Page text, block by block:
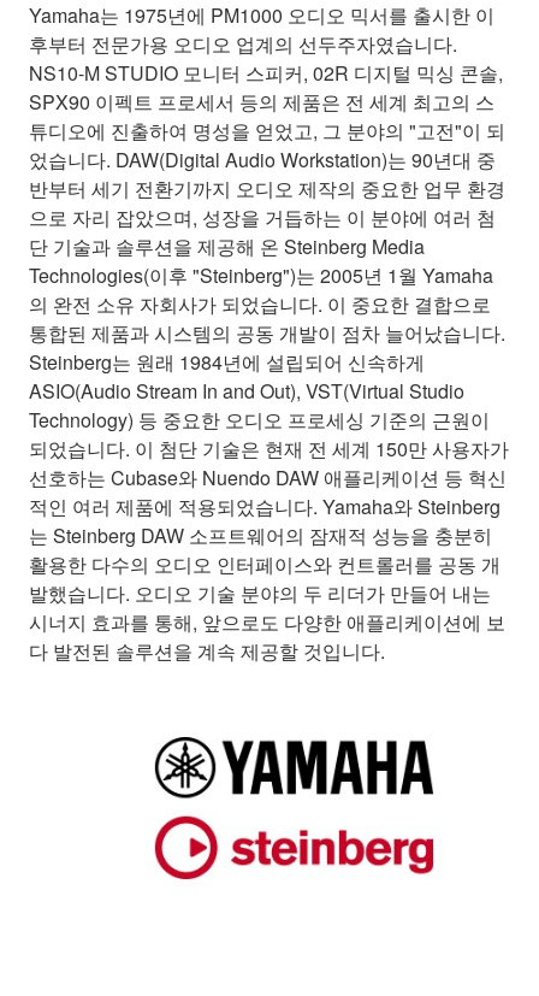
Yamaha는 1975년에 PM1000 오디오 믹서를 출시한 이
후부터 전문가용 오디오 업계의 선두주자였습니다.
NS10-M STUDIO 모니터 스피커, 02R 디지털 믹싱 콘솔,
SPX90 이펙트 프로세서 등의 제품은 전 세계 최고의 스
튜디오에 진출하여 명성을 얻었고, 그 분야의 "고전"이 되
었습니다. DAW(Digital Audio Workstation)는 90년대 중
반부터 세기 전환기까지 오디오 제작의 중요한 업무 환경
으로 자리 잡았으며, 성장을 거듭하는 이 분야에 여러 첨
단 기술과 솔루션을 제공해 온 Steinberg Media
Technologies(이후 "Steinberg")는 2005년 1월 Yamaha
의 완전 소유 자회사가 되었습니다. 이 중요한 결합으로
통합된 제품과 시스템의 공동 개발이 점차 늘어났습니다.
Steinberg는 원래 1984년에 설립되어 신속하게
ASIO(Audio Stream In and Out), VST(Virtual Studio
Technology) 등 중요한 오디오 프로세싱 기준의 근원이
되었습니다. 이 첨단 기술은 현재 전 세계 150만 사용자가
선호하는 Cubase와 Nuendo DAW 애플리케이션 등 혁신
적인 여러 제품에 적용되었습니다. Yamaha와 Steinberg
는 Steinberg DAW 소프트웨어의 잠재적 성능을 충분히
활용한 다수의 오디오 인터페이스와 컨트롤러를 공동 개
발했습니다. 오디오 기술 분야의 두 리더가 만들어 내는
시너지 효과를 통해, 앞으로도 다양한 애플리케이션에 보
다 발전된 솔루션을 계속 제공할 것입니다.